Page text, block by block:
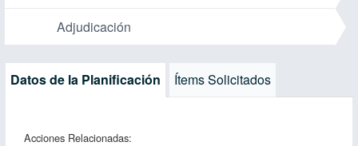
Adjudicación
Datos de la Planificación Ítems Solicitados
Acciones Relacionadas: